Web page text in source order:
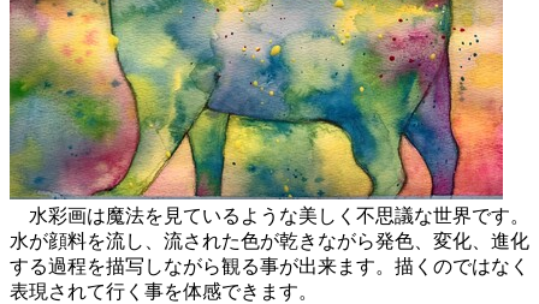
水彩画は魔法を見ているような美しく不思議な世界です。
水が顔料を流し、流された色が乾きながら発色、変化、進化
する過程を描写しながら観る事が出来ます。描くのではなく
表現されて行く事を体感できます。